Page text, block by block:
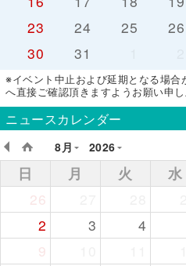
23
24 25 26
30
31
※イベント中止および延期となる場
へ直接ご確認頂きますようお願い申し
ニュースカレンダー
8月
2026
日 月 火 水
26
2
3 4
9